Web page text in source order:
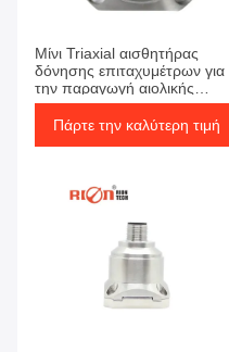
Μίνι Triaxial αισθητήρας
δόνησης επιταχυμέτρων για
την παραγωγή αιολικής
ενέργειας
Πάρτε την καλύτερη τιμή